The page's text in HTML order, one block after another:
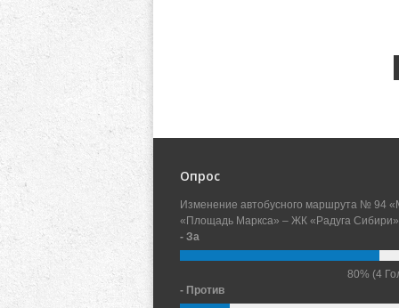
Опрос
Изменение автобусного маршрута № 94
«Площадь Маркса» – ЖК «Радуга Сибири»
- За
80% (4
- Против